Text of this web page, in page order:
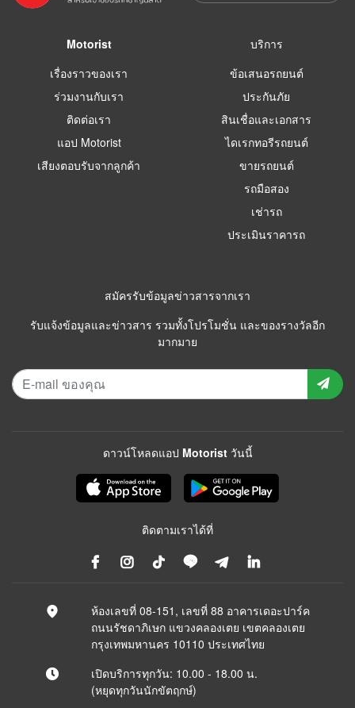
Motorist
เรื่องราวของเรา
ร่วมงานกับเรา
ติดต่อเรา
แอป Motorist
เสียงตอบรับจากลูกค้า
บริการ
ข้อเสนอรถยนต์
ประกันภัย
สินเชื่อและเอกสาร
ไดเรกทอรีรถยนต์
ขายรถยนต์
รถมือสอง
เช่ารถ
ประเมินราคารถ
สมัครรับข้อมูลข่าวสารจากเรา
รับแจ้งข้อมูลและข่าวสาร รวมทั้งโปรโมชั่น และของรางวัลอีก
มากมาย
ดาวน์โหลดแอป Motorist วันนี้
ติดตามเราได้ที่
ห้องเลขที่ 08-151, เลขที่ 88 อาคารเดอะปาร์ค
ถนนรัชดาภิเษก แขวงคลองเตย เขตคลองเตย
กรุงเทพมหานคร 10110 ประเทศไทย
เปิดบริการทุกวัน: 10.00 - 18.00 น.
(หยุดทุกวันนักขัตฤกษ์)